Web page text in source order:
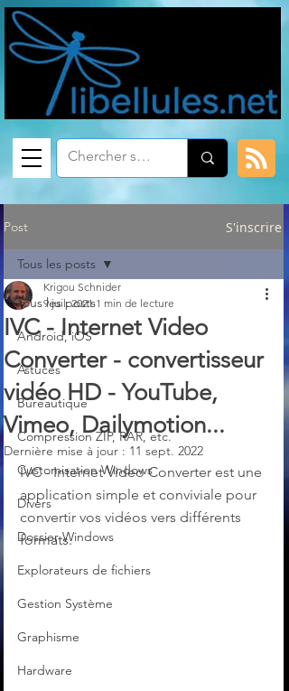
Post S'inscrire
Tous les posts
Android, iOS
Astuces
Bureautique
Compression ZIP, RAR, etc.
Customisation Windows
Divers
Dossier Windows
Explorateurs de fichiers
Gestion Système
Graphisme
Hardware
Tous les posts
IVC - Internet Video
Converter - convertisseur
vidéo HD - YouTube,
Vimeo, Dailymotion...
Krigou Schnider
9 juil. 2021 1 min de lecture
Dernière mise à jour : 11 sept. 2022
IVC - Internet Video Converter est une
application simple et conviviale pour
convertir vos vidéos vers différents
formats.